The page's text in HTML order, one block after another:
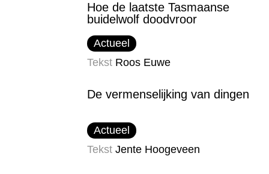
Hoe de laatste Tasmaanse
buidelwolf doodvroor
Actueel
Tekst Roos Euwe
De vermenselijking van dingen
Actueel
Tekst Jente Hoogeveen